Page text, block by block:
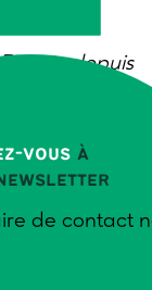
vous à
de contact
depuis
en
été le
engagé,
du territoire.